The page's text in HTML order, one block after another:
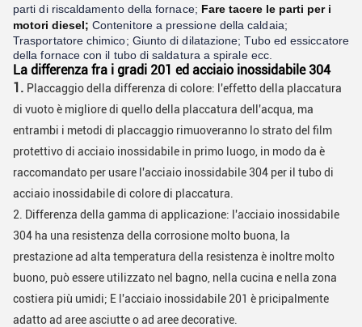
parti di riscaldamento della fornace; Fare tacere le parti per i
motori diesel; Contenitore a pressione della caldaia;
Trasportatore chimico; Giunto di dilatazione;Tubo ed essiccatore
della fornace con il tubo di saldatura a spirale ecc.
La differenza fra i gradi 201 ed acciaio inossidabile 304
1. Placcaggio della differenza di colore: l'effetto della placcatura
di vuoto è migliore di quello della placcatura dell'acqua, ma
entrambi i metodi di placcaggio rimuoveranno lo strato del film
protettivo di acciaio inossidabile in primo luogo, in modo da è
raccomandato per usare l'acciaio inossidabile 304 per il tubo di
acciaio inossidabile di colore di placcatura.
2.
Differenza della gamma di applicazione: l'acciaio inossidabile
304 ha una resistenza della corrosione molto buona, la
prestazione ad alta temperatura della resistenza è inoltre molto
buono, può essere utilizzato nel bagno, nella cucina e nella zona
costiera più umidi; E l'acciaio inossidabile 201 è pricipalmente
adatto ad aree asciutte o ad aree decorative.